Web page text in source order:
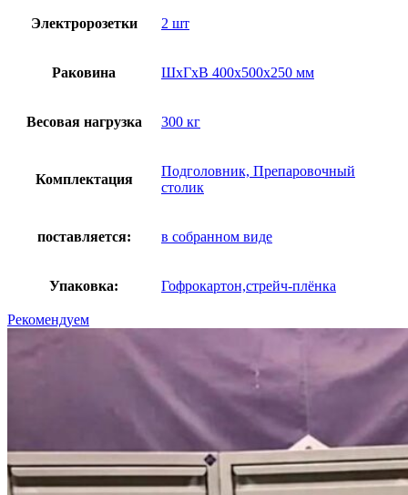
Электророзетки 2 шт
Раковина ШхГхВ 400х500х250 мм
Весовая нагрузка 300 кг
Комплектация
Подголовник, Препаровочный
столик
поставляется: в собранном виде
Упаковка: Гофрокартон,стрейч-плёнка
Рекомендуем